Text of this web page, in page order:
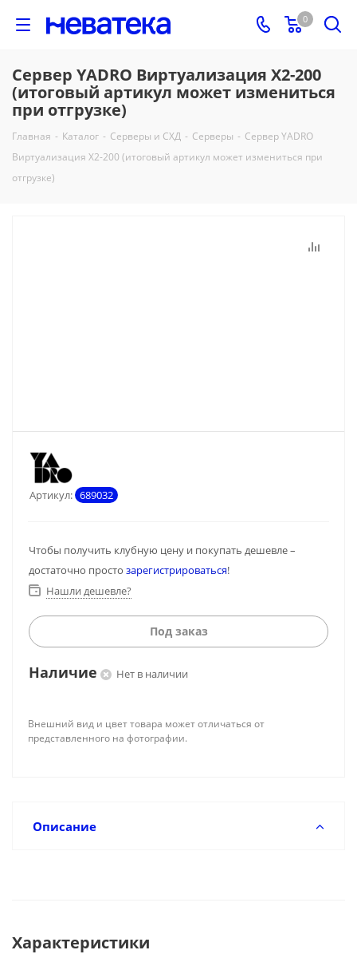
0
Сервер YADRO Виртуализация X2-200
(итоговый артикул может измениться
при отгрузке)
Главная - Каталог - Серверы и СХД - Серверы - Сервер YADRO
Виртуализация X2-200 (итоговый артикул может измениться при
отгрузке)
Артикул: 689032
Чтобы получить клубную цену и покупать дешевле –
достаточно просто зарегистрироваться!
Нашли дешевле?
Под заказ
Наличие Нет в наличии
Внешний вид и цвет товара может отличаться от
представленного на фотографии.
Описание
Характеристики